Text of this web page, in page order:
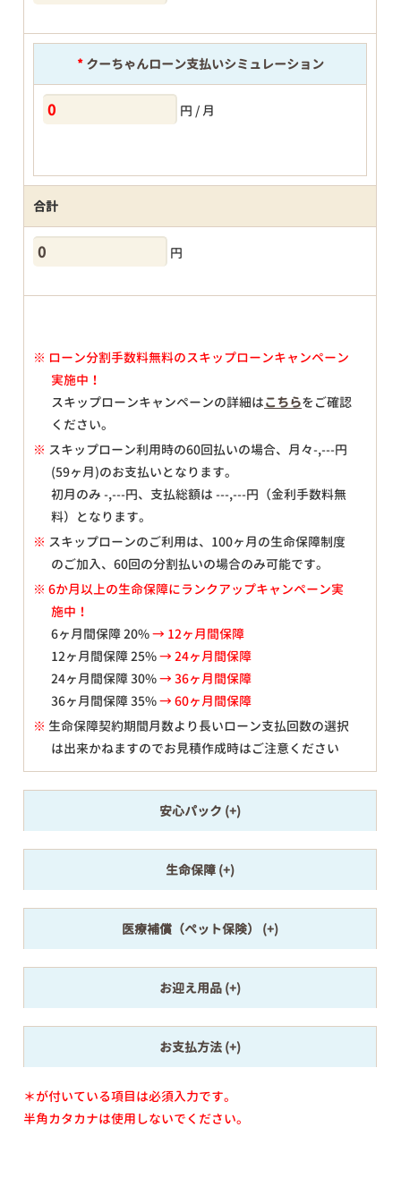
*クーちゃんローン支払いシミュレーション
円 / 月
合計
円
※ ローン分割手数料無料のスキップローンキャンペーン
実施中！
スキップローンキャンペーンの詳細はこちらをご確認
ください。
※ スキップローン利用時の60回払いの場合、月々-,---円
(59ヶ月)のお支払いとなります。
初月のみ-,---円、支払総額は---,---円（金利手数料無
料）となります。
※ スキップローンのご利用は、100ヶ月の生命保障制度
のご加入、60回の分割払いの場合のみ可能です。
※ 6か月以上の生命保障にランクアップキャンペーン実
施中！
6ヶ月間保障 20%→ 12ヶ月間保障
12ヶ月間保障 25%→ 24ヶ月間保障
24ヶ月間保障 30%→ 36ヶ月間保障
36ヶ月間保障 35%→ 60ヶ月間保障
※ 生命保障契約期間月数より長いローン支払回数の選択
は出来かねますのでお見積作成時はご注意ください
安心パック
生命保障
医療補償（ペット保険）
お迎え用品
お支払方法
＊が付いている項目は必須入力です。
半角カタカナは使用しないでください。